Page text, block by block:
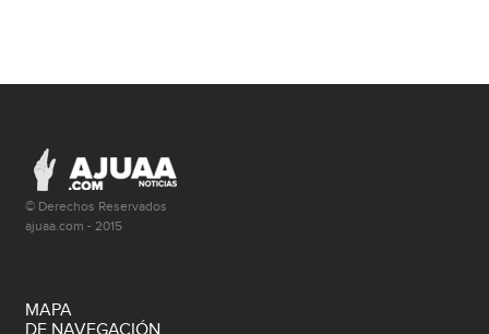
© Derechos Reservados
ajuaa.com - 2015
MAPA